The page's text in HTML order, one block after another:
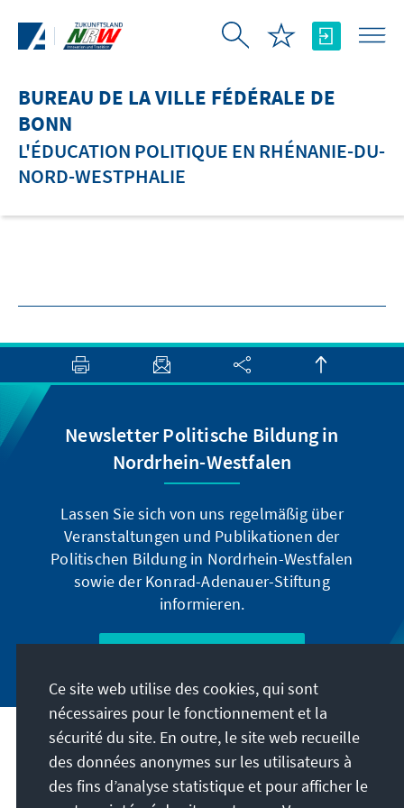
BUREAU DE LA VILLE FÉDÉRALE DE
BONN
L'ÉDUCATION POLITIQUE EN RHÉNANIE-DU-
NORD-WESTPHALIE
Newsletter Politische Bildung in
Nordrhein-Westfalen
Lassen Sie sich von uns regelmäßig über
Veranstaltungen und Publikationen der
Politischen Bildung in Nordrhein-Westfalen
sowie der Konrad-Adenauer-Stiftung
informieren.
Jetzt abonnieren
Adresse
Contact
Ce site web utilise des cookies, qui sont
nécessaires pour le fonctionnement et la
sécurité du site. En outre, le site web recueille
des données anonymes sur les utilisateurs à
des fins d’analyse statistique et pour afficher le